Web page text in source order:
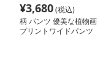
¥3,680(税込)
柄 パンツ 優美な植物画
プリントワイドパンツ